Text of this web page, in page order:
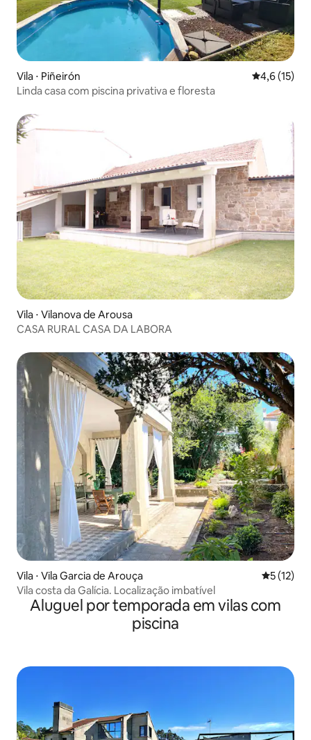
Vila ⋅ Piñeirón 4,6 de uma
4,6 (15)
Linda casa com piscina privativa e floresta
Vila ⋅ Vilanova de Arousa
CASA RURAL CASA DA LABORA
Vila ⋅ Vila Garcia de Arouça 5 de uma
5 (12)
Vila costa da Galícia. Localização imbatível
Aluguel por temporada em vilas com
piscina